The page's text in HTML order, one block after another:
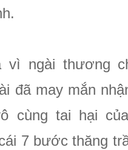
vì ngài thương
đã may mắn
cùng tai hại
7 bước thăng